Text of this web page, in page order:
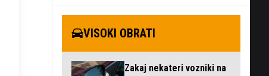
VISOKI OBRATI
Zakaj nekateri vozniki na